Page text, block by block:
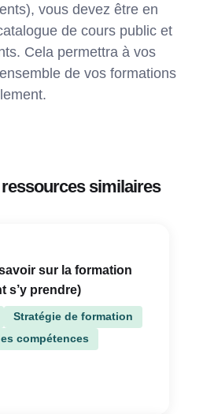
vous devez être en
de cours public et
Cela permettra à vos
de vos formations
similaires
sur la formation
s’y prendre)
Stratégie de formation
compétences